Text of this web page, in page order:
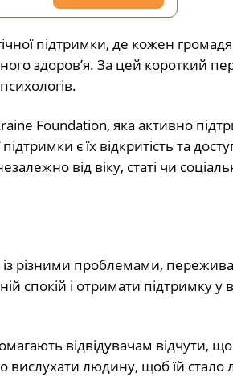
підтримки, де кожен
здоров’я. За цей короткий
Foundation, яка активно
є їх відкритість та
від віку, статі чи
із різними проблемами,
спокій і отримати підтримку у
відвідувачам відчути,
вислухати людину, щоб їй стало